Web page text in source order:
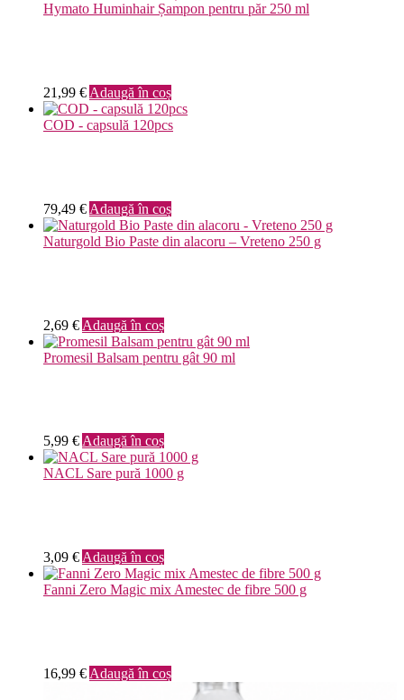
Hymato Huminhair Șampon pentru păr 250 ml
21,99 € Adaugă în coș
COD - capsulă 120pcs
79,49 € Adaugă în coș
Naturgold Bio Paste din alacoru – Vreteno 250 g
2,69 € Adaugă în coș
Promesil Balsam pentru gât 90 ml
5,99 €Adaugă în coș
NACL Sare pură 1000 g
3,09 € Adaugă în coș
Fanni Zero Magic mix Amestec de fibre 500 g
16,99 € Adaugă în coș